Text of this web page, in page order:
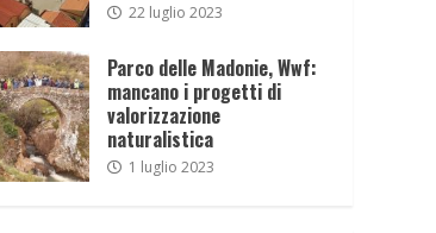
22 luglio 2023
Parco delle Madonie, Wwf:
mancano i progetti di
valorizzazione
naturalistica
1 luglio 2023